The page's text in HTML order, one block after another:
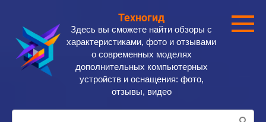
контенту
Техногид
Здесь вы сможете найти обзоры с
характеристиками, фото и отзывами
о современных моделях
дополнительных компьютерных
устройств и оснащения: фото,
отзывы, видео
Поиск: